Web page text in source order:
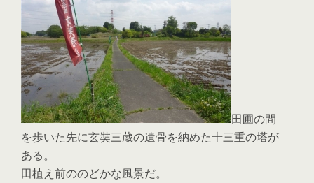
田圃の間
を歩いた先に玄奘三蔵の遺骨を納めた十三重の塔が
ある。
田植え前ののどかな風景だ。